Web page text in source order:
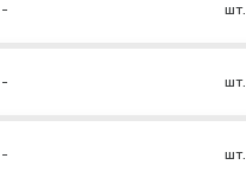
- шт.
- шт.
- шт.